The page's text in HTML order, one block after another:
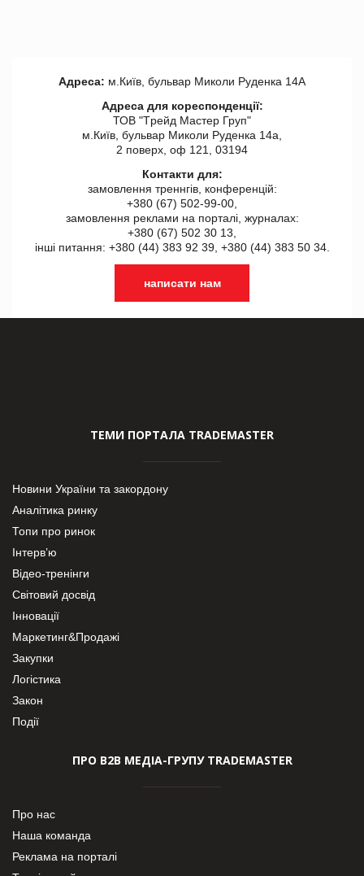
Адреса: м.Київ, бульвар Миколи Руденка 14А
Адреса для кореспонденції:
ТОВ "Tрейд Мастер Груп"
м.Київ, бульвар Миколи Руденка 14а,
2 поверх, оф 121, 03194
Контакти для:
замовлення треннгів, конференцій:
+380 (67) 502-99-00,
замовлення реклами на порталі, журналах:
+380 (67) 502 30 13,
інші питання: +380 (44) 383 92 39, +380 (44) 383 50 34.
написати нам
ТЕМИ ПОРТАЛА TRADEMASTER
Новини України та закордону
Аналітика ринку
Топи про ринок
Інтерв’ю
Відео-тренінги
Світовий досвід
Інновації
Маркетинг&Продажі
Закупки
Логістика
Закон
Події
ПРО В2В МЕДІА-ГРУПУ TRADEMASTER
Про нас
Наша команда
Реклама на порталі